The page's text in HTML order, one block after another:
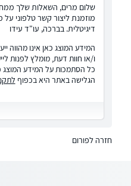
שלום מרים, השאלות שלך
מוזמנת ליצור קשר טלפוני
דיגיטלית. בברכה, עו"ד עידו
המידע המוצג כאן אינו מהווה
ו/או חוות דעת, מומלץ לפנות
כל הסתמכות על המידע המוצג
הגלישה באתר היא בכפוף
חזרה לפורום